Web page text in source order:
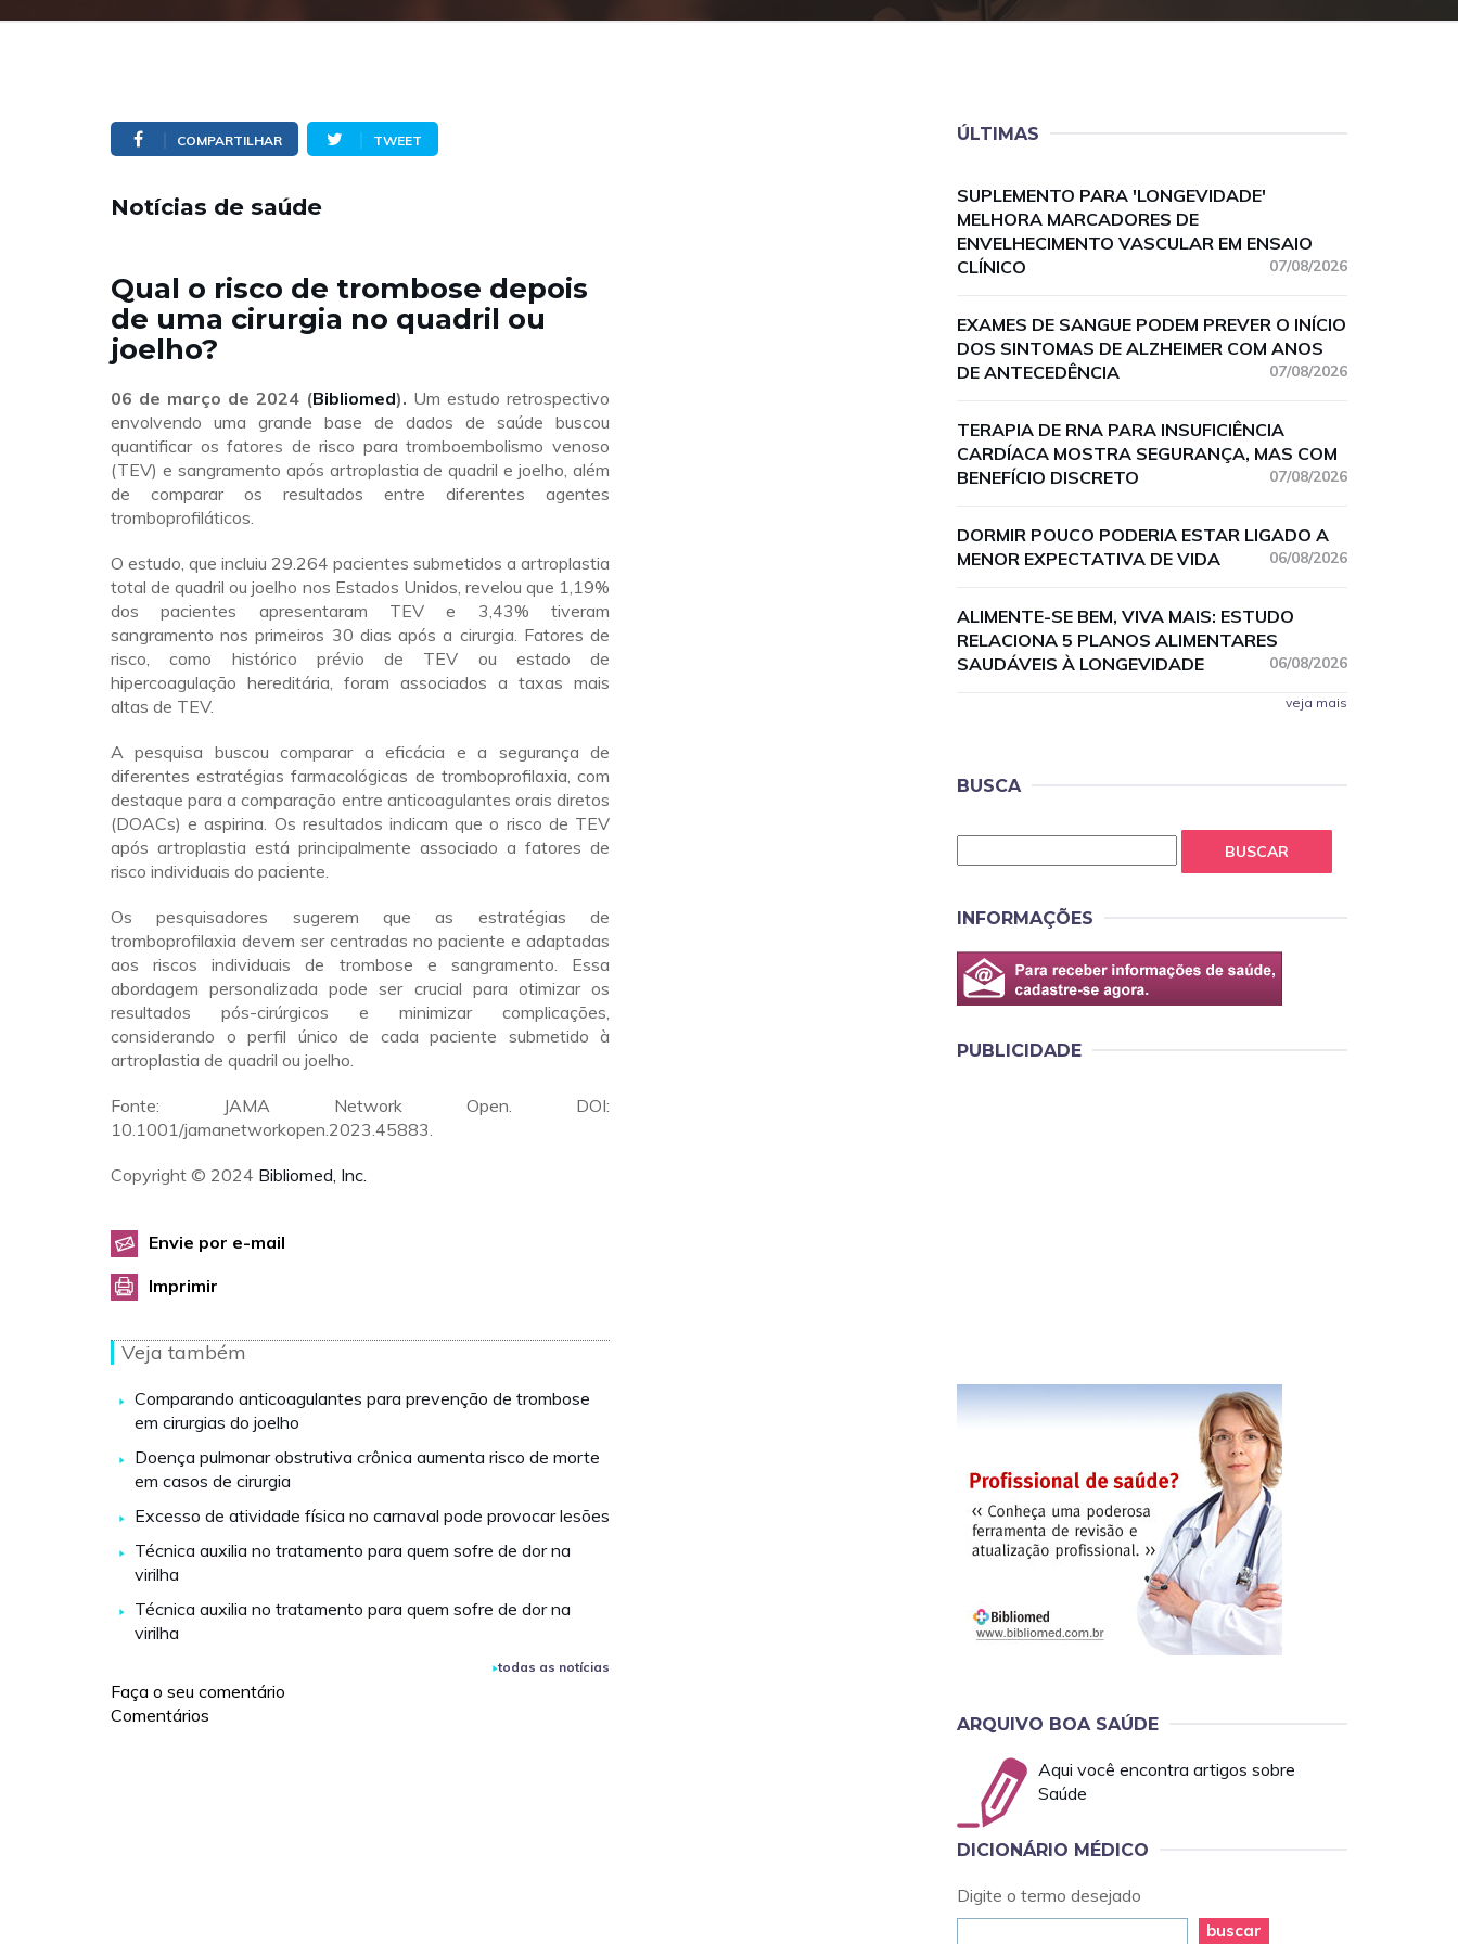
COMPARTILHAR TWEET
Notícias de saúde
Qual o risco de trombose depois
de uma cirurgia no quadril ou
joelho?
06 de março de 2024 (Bibliomed). Um estudo retrospectivo
envolvendo uma grande base de dados de saúde buscou
quantificar os fatores de risco para tromboembolismo venoso
(TEV) e sangramento após artroplastia de quadril e joelho, além
de comparar os resultados entre diferentes agentes
tromboprofiláticos.
O estudo, que incluiu 29.264 pacientes submetidos a artroplastia
total de quadril ou joelho nos Estados Unidos, revelou que 1,19%
dos pacientes apresentaram TEV e 3,43% tiveram
sangramento nos primeiros 30 dias após a cirurgia. Fatores de
risco, como histórico prévio de TEV ou estado de
hipercoagulação hereditária, foram associados a taxas mais
altas de TEV.
A pesquisa buscou comparar a eficácia e a segurança de
diferentes estratégias farmacológicas de tromboprofilaxia, com
destaque para a comparação entre anticoagulantes orais diretos
(DOACs) e aspirina. Os resultados indicam que o risco de TEV
após artroplastia está principalmente associado a fatores de
risco individuais do paciente.
Os pesquisadores sugerem que as estratégias de
tromboprofilaxia devem ser centradas no paciente e adaptadas
aos riscos individuais de trombose e sangramento. Essa
abordagem personalizada pode ser crucial para otimizar os
resultados pós-cirúrgicos e minimizar complicações,
considerando o perfil único de cada paciente submetido à
artroplastia de quadril ou joelho.
Fonte: JAMA Network Open. DOI:
10.1001/jamanetworkopen.2023.45883.
Copyright © 2024 Bibliomed, Inc.
Envie por e-mail
Imprimir
Veja também
Comparando anticoagulantes para prevenção de trombose
em cirurgias do joelho
Doença pulmonar obstrutiva crônica aumenta risco de morte
em casos de cirurgia
Excesso de atividade física no carnaval pode provocar lesões
Técnica auxilia no tratamento para quem sofre de dor na
virilha
Técnica auxilia no tratamento para quem sofre de dor na
virilha
todas as notícias
Faça o seu comentário
Comentários
ÚLTIMAS
SUPLEMENTO PARA 'LONGEVIDADE'
MELHORA MARCADORES DE
ENVELHECIMENTO VASCULAR EM ENSAIO
CLÍNICO
07/08/2026
EXAMES DE SANGUE PODEM PREVER O INÍCIO
DOS SINTOMAS DE ALZHEIMER COM ANOS
DE ANTECEDÊNCIA
07/08/2026
TERAPIA DE RNA PARA INSUFICIÊNCIA
CARDÍACA MOSTRA SEGURANÇA, MAS COM
BENEFÍCIO DISCRETO
07/08/2026
DORMIR POUCO PODERIA ESTAR LIGADO A
MENOR EXPECTATIVA DE VIDA
06/08/2026
ALIMENTE-SE BEM, VIVA MAIS: ESTUDO
RELACIONA 5 PLANOS ALIMENTARES
SAUDÁVEIS À LONGEVIDADE
06/08/2026
veja mais
BUSCA
BUSCAR
INFORMAÇÕES
PUBLICIDADE
ARQUIVO BOA SAÚDE
Aqui você encontra artigos sobre
Saúde
DICIONÁRIO MÉDICO
Digite o termo desejado
buscar